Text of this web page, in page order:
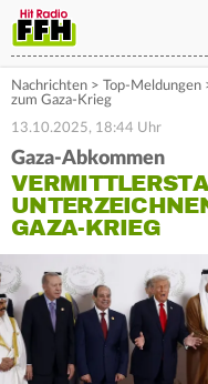
Nachrichten > Top-Meldungen
zum Gaza-Krieg
13.10.2025, 18:44 Uhr
Gaza-Abkommen
GAZA-KRIEG